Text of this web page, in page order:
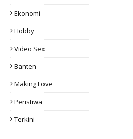
Ekonomi
Hobby
Video Sex
Banten
Making Love
Peristiwa
Terkini